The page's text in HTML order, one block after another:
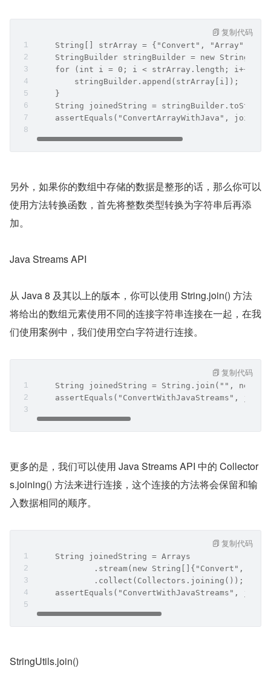
String[] strArray = {"Convert", "Array",
StringBuilder stringBuilder = new
    for (int i = 0; i < strArray.length; i++) {
        stringBuilder.append(strArray[i]);
    }
String joinedString =
assertEquals("ConvertArrayWithJava",
复制代码
另外，如果你的数组中存储的数据是整形的话，那么你可以
使用方法转换函数，首先将整数类型转换为字符串后再添
加。
Java Streams API
从 Java 8 及其以上的版本，你可以使用 String.join() 方法
将给出的数组元素使用不同的连接字符串连接在一起，在我
们使用案例中，我们使用空白字符进行连接。
String joinedString = String.join("", new
assertEquals("ConvertWithJavaStreams",
复制代码
更多的是，我们可以使用 Java Streams API 中的 Collector
s.joining() 方法来进行连接，这个连接的方法将会保留和输
入数据相同的顺序。
    String joinedString = Arrays
.stream(new String[]{"Convert",
            .collect(Collectors.joining());
assertEquals("ConvertWithJavaStreams",
复制代码
StringUtils.join()